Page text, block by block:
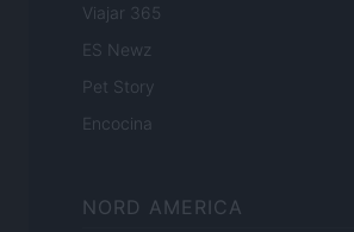
Viajar 365
ES Newz
Pet Story
Encocina
NORD AMERICA